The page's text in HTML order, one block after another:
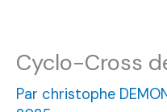
Cyclo-Cross
Par christophe